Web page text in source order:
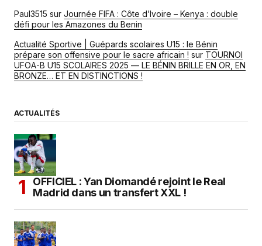
Paul3515 sur Journée FIFA : Côte d’Ivoire – Kenya : double
défi pour les Amazones du Benin
Actualité Sportive | Guépards scolaires U15 : le Bénin
prépare son offensive pour le sacre africain ! sur TOURNOI
UFOA-B U15 SCOLAIRES 2025 — LE BÉNIN BRILLE EN OR, EN
BRONZE… ET EN DISTINCTIONS !
ACTUALITÉS
OFFICIEL : Yan Diomandé rejoint le Real
Madrid dans un transfert XXL !